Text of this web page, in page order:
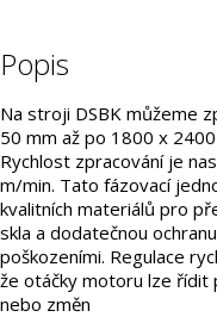
Popis
Na stroji DSBK můžeme
50 mm až po 1800 x
Rychlost zpracování je
m/min. Tato fázovací
kvalitních materiálů pro
skla a dodatečnou
poškozeními. Regulace
že otáčky motoru lze řídit
nebo změn